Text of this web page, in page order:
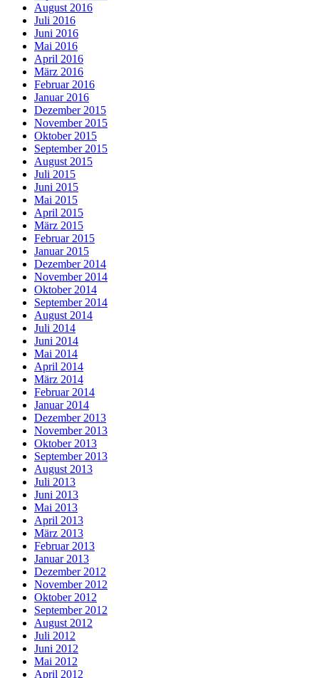
August 2016
Juli 2016
Juni 2016
Mai 2016
April 2016
März 2016
Februar 2016
Januar 2016
Dezember 2015
November 2015
Oktober 2015
September 2015
August 2015
Juli 2015
Juni 2015
Mai 2015
April 2015
März 2015
Februar 2015
Januar 2015
Dezember 2014
November 2014
Oktober 2014
September 2014
August 2014
Juli 2014
Juni 2014
Mai 2014
April 2014
März 2014
Februar 2014
Januar 2014
Dezember 2013
November 2013
Oktober 2013
September 2013
August 2013
Juli 2013
Juni 2013
Mai 2013
April 2013
März 2013
Februar 2013
Januar 2013
Dezember 2012
November 2012
Oktober 2012
September 2012
August 2012
Juli 2012
Juni 2012
Mai 2012
April 2012